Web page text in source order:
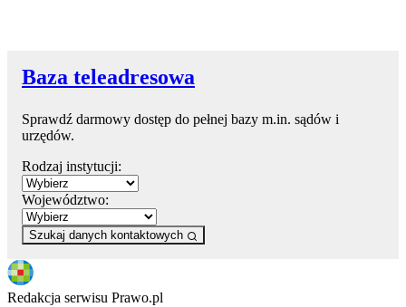
Baza teleadresowa
Sprawdź darmowy dostęp do pełnej bazy m.in. sądów i
urzędów.
Rodzaj instytucji:
Województwo:
Szukaj danych kontaktowych
Redakcja serwisu Prawo.pl